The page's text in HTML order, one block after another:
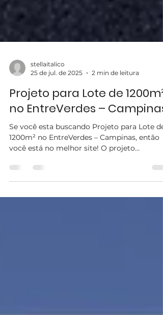
stellaitalico
25 de jul. de 2025
2 min de leitura
Projeto para Lote de 1200m²
no EntreVerdes – Campinas
1200m² no EntreVerdes – Campinas, então
você está no melhor site! O projeto